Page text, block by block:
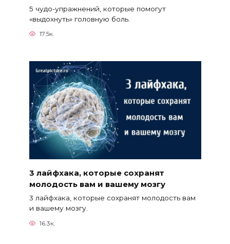
5 чудо-упражнений, которые помогут
«выдохнуть» головную боль.
17.5к.
3 лайфхака, которые сохранят
молодость вам и вашему мозгу
3 лайфхака, которые сохранят молодость вам
и вашему мозгу.
16.3к.